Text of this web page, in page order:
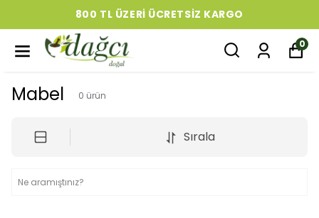
800 TL ÜZERI ÜCRETSIZ KARGO
0
Mabel 0 ürün
Sırala